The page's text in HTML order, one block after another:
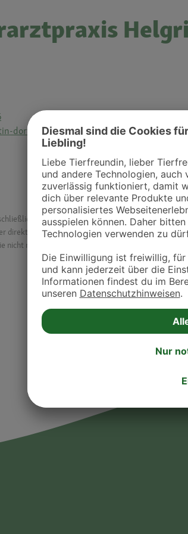
dortmund.de
dazu, Tierarztpraxen und Kliniken in deiner
direkt mit ihnen in Kontakt zu treten. Bitte wende
nicht mehr auf der Dr. Fressnapf Tierarztsuche als